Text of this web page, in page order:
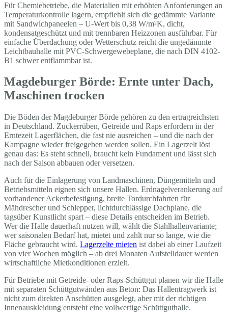
Für Chemiebetriebe, die Materialien mit erhöhten Anforderungen an
Temperaturkontrolle lagern, empfiehlt sich die gedämmte Variante
mit Sandwichpaneelen – U-Wert bis 0,38 W/m²K, dicht,
kondensatgeschützt und mit trennbaren Heizzonen ausführbar. Für
einfache Überdachung oder Wetterschutz reicht die ungedämmte
Leichtbauhalle mit PVC-Schwergewebeplane, die nach DIN 4102-
B1 schwer entflammbar ist.
Magdeburger Börde: Ernte unter Dach,
Maschinen trocken
Die Böden der Magdeburger Börde gehören zu den ertragreichsten
in Deutschland. Zuckerrüben, Getreide und Raps erfordern in der
Erntezeit Lagerflächen, die fast nie ausreichen – und die nach der
Kampagne wieder freigegeben werden sollen. Ein Lagerzelt löst
genau das: Es steht schnell, braucht kein Fundament und lässt sich
nach der Saison abbauen oder versetzen.
Auch für die Einlagerung von Landmaschinen, Düngemitteln und
Betriebsmitteln eignen sich unsere Hallen. Erdnagelverankerung auf
vorhandener Ackerbefestigung, breite Tordurchfahrten für
Mähdrescher und Schlepper, lichtdurchlässige Dachplane, die
tagsüber Kunstlicht spart – diese Details entscheiden im Betrieb.
Wer die Halle dauerhaft nutzen will, wählt die Stahlhallenvariante;
wer saisonalen Bedarf hat, mietet und zahlt nur so lange, wie die
Fläche gebraucht wird. Lagerzelte mieten ist dabei ab einer Laufzeit
von vier Wochen möglich – ab drei Monaten Aufstelldauer werden
wirtschaftliche Mietkonditionen erzielt.
Für Betriebe mit Getreide- oder Raps-Schüttgut planen wir die Halle
mit separaten Schüttgutwänden aus Beton: Das Hallentragwerk ist
nicht zum direkten Anschütten ausgelegt, aber mit der richtigen
Innenauskleidung entsteht eine vollwertige Schüttguthalle.